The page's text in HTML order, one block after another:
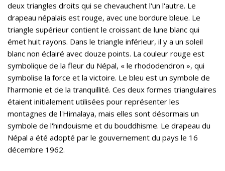
deux triangles droits qui se chevauchent l'un l'autre. Le
drapeau népalais est rouge, avec une bordure bleue. Le
triangle supérieur contient le croissant de lune blanc qui
émet huit rayons. Dans le triangle inférieur, il y a un soleil
blanc non éclairé avec douze points. La couleur rouge est
symbolique de la fleur du Népal, « le rhododendron », qui
symbolise la force et la victoire. Le bleu est un symbole de
l'harmonie et de la tranquillité. Ces deux formes triangulaires
étaient initialement utilisées pour représenter les
montagnes de l'Himalaya, mais elles sont désormais un
symbole de l'hindouisme et du bouddhisme. Le drapeau du
Népal a été adopté par le gouvernement du pays le 16
décembre 1962.